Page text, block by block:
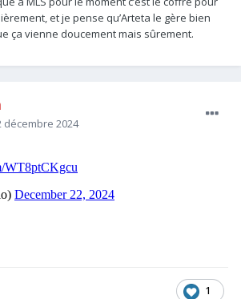
et je pense qu’Arteta le gère bien
ça vienne doucement mais sûrement.
décembre 2024
1